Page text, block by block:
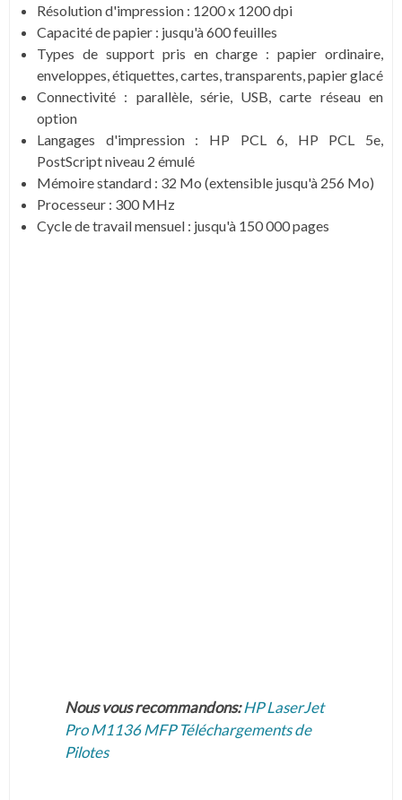
Résolution d'impression : 1200 x 1200 dpi
Capacité de papier : jusqu'à 600 feuilles
Types de support pris en charge : papier ordinaire,
enveloppes, étiquettes, cartes, transparents, papier glacé
Connectivité : parallèle, série, USB, carte réseau en
option
Langages d'impression : HP PCL 6, HP PCL 5e,
PostScript niveau 2 émulé
Mémoire standard : 32 Mo (extensible jusqu'à 256 Mo)
Processeur : 300 MHz
Cycle de travail mensuel : jusqu'à 150 000 pages
Nous vous recommandons:HP LaserJet
Pro M1136 MFP Téléchargements de
Pilotes